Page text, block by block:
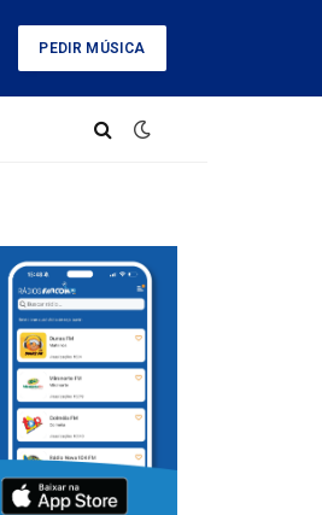
PEDIR MÚSICA